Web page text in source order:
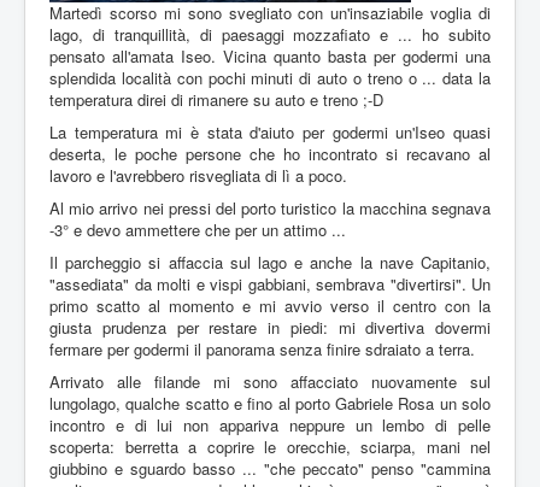
Martedì scorso mi sono svegliato con un'insaziabile voglia di
lago, di tranquillità, di paesaggi mozzafiato e ... ho subito
pensato all'amata Iseo. Vicina quanto basta per godermi una
splendida località con pochi minuti di auto o treno o ... data la
temperatura direi di rimanere su auto e treno ;-D
La temperatura mi è stata d'aiuto per godermi un'Iseo quasi
deserta, le poche persone che ho incontrato si recavano al
lavoro e l'avrebbero risvegliata di lì a poco.
Al mio arrivo nei pressi del porto turistico la macchina segnava
-3° e devo ammettere che per un attimo ...
Il parcheggio si affaccia sul lago e anche la nave Capitanio,
"assediata" da molti e vispi gabbiani, sembrava "divertirsi". Un
primo scatto al momento e mi avvio verso il centro con la
giusta prudenza per restare in piedi: mi divertiva dovermi
fermare per godermi il panorama senza finire sdraiato a terra.
Arrivato alle filande mi sono affacciato nuovamente sul
lungolago, qualche scatto e fino al porto Gabriele Rosa un solo
incontro e di lui non appariva neppure un lembo di pelle
scoperta: berretta a coprire le orecchie, sciarpa, mani nel
giubbino e sguardo basso ... "che peccato" penso "cammina